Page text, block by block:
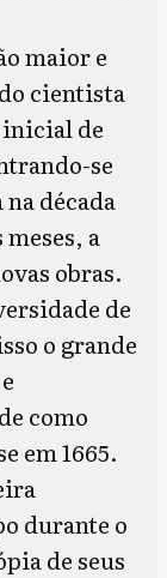
maior e
cientista
inicial de
se
década
a
obras.
de
o grande
como
em 1665.
durante o
de seus